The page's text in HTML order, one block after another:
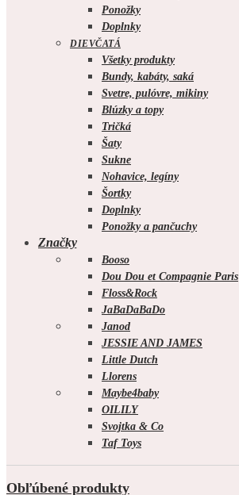
Ponožky
Doplnky
DIEVČATÁ
Všetky produkty
Bundy, kabáty, saká
Svetre, pulóvre, mikiny
Blúzky a topy
Tričká
Šaty
Sukne
Nohavice, legíny
Šortky
Doplnky
Ponožky a pančuchy
Značky
Booso
Dou Dou et Compagnie Paris
Floss&Rock
JaBaDaBaDo
Janod
JESSIE AND JAMES
Little Dutch
Llorens
Maybe4baby
OILILY
Svojtka & Co
Taf Toys
Obľúbené produkty